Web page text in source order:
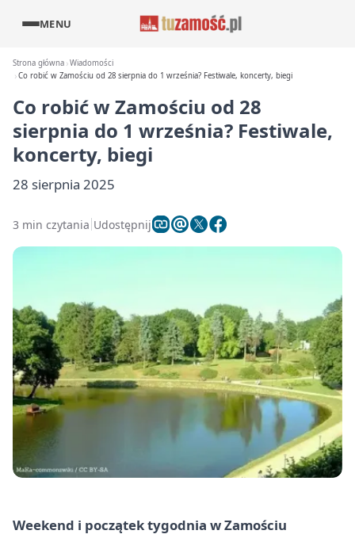
MENU
Strona główna Wiadomości
Co robić w Zamościu od 28 sierpnia do 1 września? Festiwale, koncerty, biegi
Co robić w Zamościu od 28
sierpnia do 1 września? Festiwale,
koncerty, biegi
28 sierpnia 2025
3 min czytania Udostępnij
Weekend i początek tygodnia w Zamościu